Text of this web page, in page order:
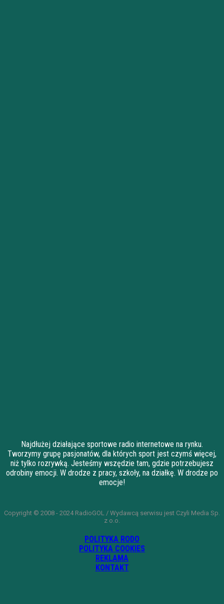
Najdłużej działające sportowe radio internetowe na rynku.
Tworzymy grupę pasjonatów, dla których sport jest czymś więcej,
niż tylko rozrywką. Jesteśmy wszędzie tam, gdzie potrzebujesz
odrobiny emocji. W drodze z pracy, szkoły, na działkę. W drodze po
emocje!
Copyright © 2008 - 2024 RadioGOL / Wydawcą serwisu jest Czyli Media Sp.
z o.o.
POLITYKA RODO
POLITYKA COOKIES
REKLAMA
KONTAKT